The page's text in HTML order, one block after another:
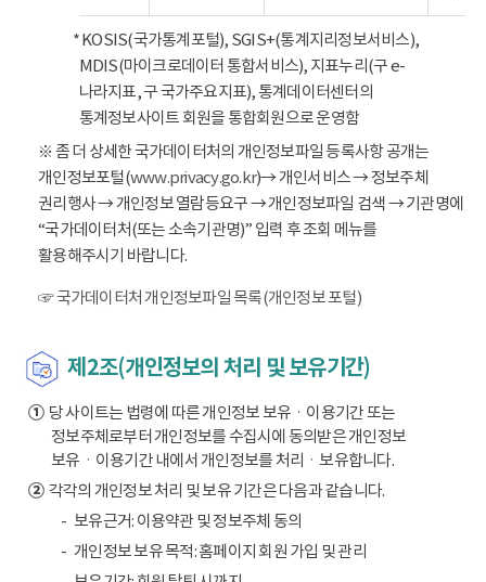
* KOSIS(국가통계포털), SGIS+(통계지리정보서비스),
MDIS(마이크로데이터 통합서비스), 지표누리(구 e-
나라지표, 구 국가주요지표), 통계데이터센터의
통계정보사이트 회원을 통합회원으로 운영함
※ 좀 더 상세한 국가데이터처의 개인정보파일 등록사항 공개는
개인정보포털(www.privacy.go.kr)→ 개인서비스 → 정보주체
권리행사 → 개인정보 열람등요구 → 개인정보파일 검색 → 기관명에
“국가데이터처(또는 소속기관명)” 입력 후 조회 메뉴를
활용해주시기 바랍니다.
☞ 국가데이터처 개인정보파일 목록(개인정보 포털)
제2조(개인정보의 처리 및 보유기간)
①당 사이트는 법령에 따른 개인정보 보유ㆍ이용기간 또는
정보주체로부터 개인정보를 수집시에 동의받은 개인정보
보유ㆍ이용기간 내에서 개인정보를 처리ㆍ보유합니다.
②각각의 개인정보 처리 및 보유 기간은 다음과 같습니다.
보유근거: 이용약관 및 정보주체 동의
개인정보 보유 목적: 홈페이지 회원 가입 및 관리